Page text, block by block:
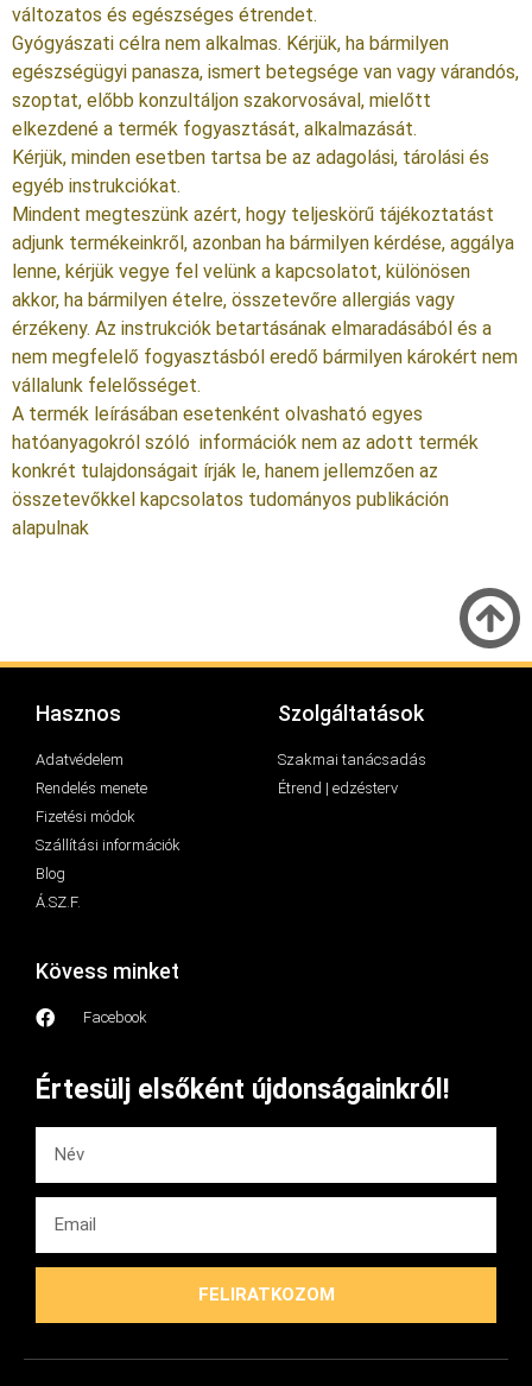
változatos és egészséges étrendet.
Gyógyászati célra nem alkalmas. Kérjük, ha bármilyen
egészségügyi panasza, ismert betegsége van vagy várandós,
szoptat, előbb konzultáljon szakorvosával, mielőtt
elkezdené a termék fogyasztását, alkalmazását.
Kérjük, minden esetben tartsa be az adagolási, tárolási és
egyéb instrukciókat.
Mindent megteszünk azért, hogy teljeskörű tájékoztatást
adjunk termékeinkről, azonban ha bármilyen kérdése, aggálya
lenne, kérjük vegye fel velünk a kapcsolatot, különösen
akkor, ha bármilyen ételre, összetevőre allergiás vagy
érzékeny. Az instrukciók betartásának elmaradásából és a
nem megfelelő fogyasztásból eredő bármilyen károkért nem
vállalunk felelősséget.
A termék leírásában esetenként olvasható egyes
hatóanyagokról szóló információk nem az adott termék
konkrét tulajdonságait írják le, hanem jellemzően az
összetevőkkel kapcsolatos tudományos publikáción
alapulnak
Hasznos
Adatvédelem
Rendelés menete
Fizetési módok
Szállítási információk
Blog
Á.SZ.F.
Szolgáltatások
Szakmai tanácsadás
Étrend | edzésterv
Kövess minket
Facebook
Értesülj elsőként újdonságainkról!
FELIRATKOZOM